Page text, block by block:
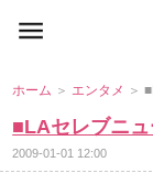
ホーム ＞ エンタメ ＞
■LAセレブニ
2009-01-01 12:00